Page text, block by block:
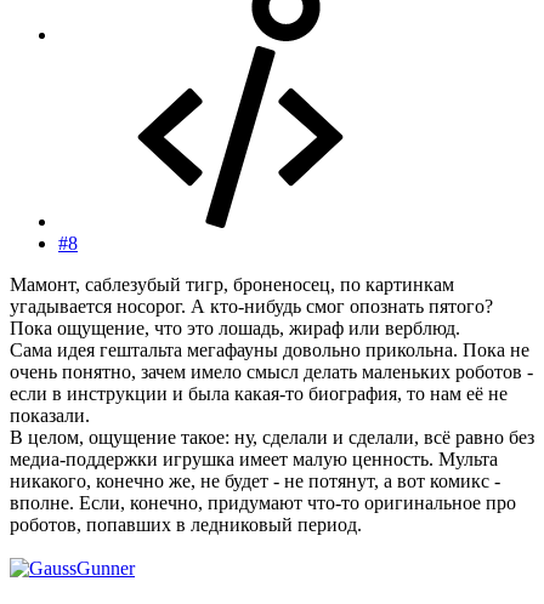
#8
Мамонт, саблезубый тигр, броненосец, по картинкам
угадывается носорог. А кто-нибудь смог опознать пятого?
Пока ощущение, что это лошадь, жираф или верблюд.
Сама идея гештальта мегафауны довольно прикольна. Пока не
очень понятно, зачем имело смысл делать маленьких роботов -
если в инструкции и была какая-то биография, то нам её не
показали.
В целом, ощущение такое: ну, сделали и сделали, всё равно без
медиа-поддержки игрушка имеет малую ценность. Мульта
никакого, конечно же, не будет - не потянут, а вот комикс -
вполне. Если, конечно, придумают что-то оригинальное про
роботов, попавших в ледниковый период.